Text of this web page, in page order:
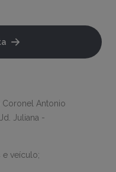
Coronel Antonio
Juliana -
e veículo;